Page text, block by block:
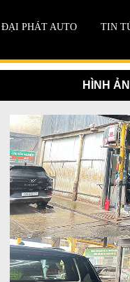
ĐẠI PHÁT AUTO TIN
HÌNH